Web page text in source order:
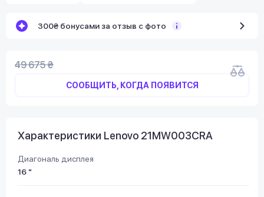
300₴ бонусами за отзыв с фото
49 675 ₴
СООБЩИТЬ, КОГДА ПОЯВИТСЯ
Характеристики Lenovo 21MW003CRA
Диагональ дисплея
16 "